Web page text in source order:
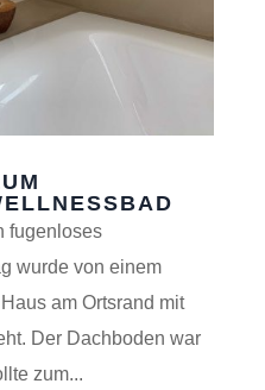
fugenloses
wurde von einem
am Ortsrand mit
Der Dachboden war
zum...